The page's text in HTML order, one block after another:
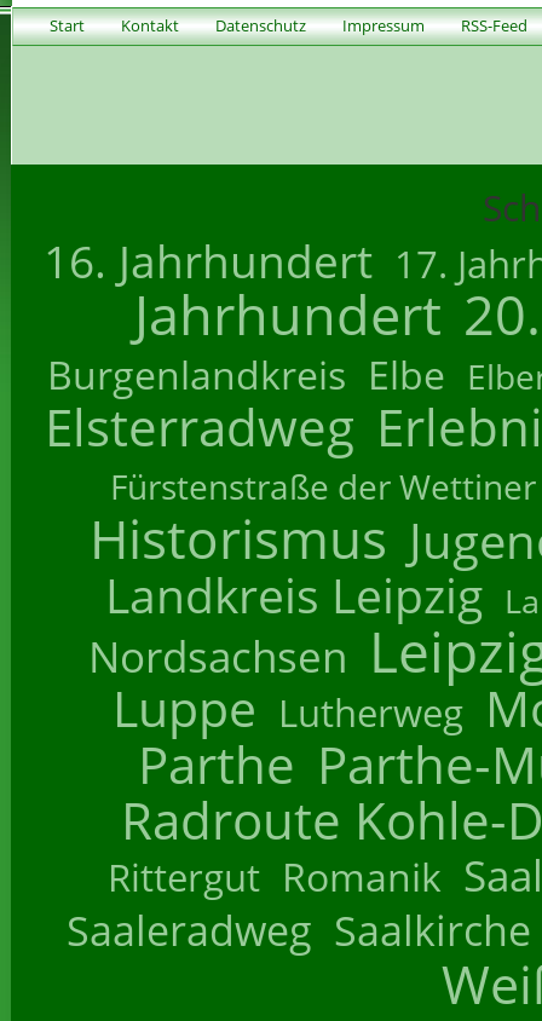
Start Kontakt Datenschutz Impressum RSS-Feed
16. Jahrhundert 17.
Jahrhundert
Burgenlandkreis Elbe
Elsterradweg
Fürstenstraße der Wettiner
Historismus
Landkreis Leipzig
Nordsachsen
Luppe Lutherweg
Parthe Parthe-
Radroute Kohle-
Rittergut Romanik
Saaleradweg Saalkirche